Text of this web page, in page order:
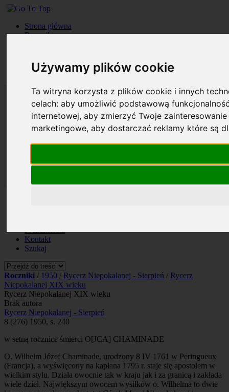
Używamy plików cookie
Ta witryna korzysta z plików cookie i innych
celach:aby umożliwić podstawową
internetowej,aby zmierzyć Twoje
marketingowe,aby dostarczać reklamy które są
Strona główna
Roczniki
Kontakt
Szukaj
Kontakt
Szukaj
Roczniki / 1950 / Rycerz Niepokalanej - Sierpień / Rycerz
Niepokalanej XIX wieku
Rycerz Niepokalanej XIX wieku
Brak autora
Rycerz Niepokalanej - Sierpień
8 (276) 1950, s. 240
w setną rocznice śmierci O[JCA] CHAMINADE
O. Wilhelm Józef Chaminade, urodzony 8 IV 1761 w Peringueux
(Francja), a wyświęcony na kapłana 1795 r. staje się apostołem w
wielkim stylu. Działa owocnie tak w kraju jak i za granicą i zakłada
wiele dzieł. Największym owocem wysiłków o. Wilhelma to dwie